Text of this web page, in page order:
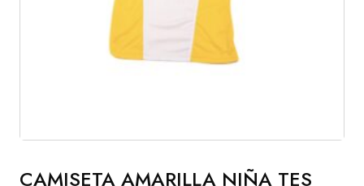
CAMISETA AMARILLA NIÑA TES